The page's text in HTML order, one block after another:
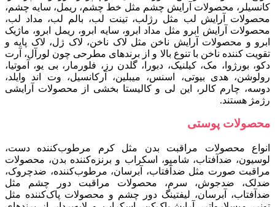
کانسیلر، محصولات آرایش چشم مثل خط چشم، ریمل، سایه چشم،
محصولات آرایش لب مثل رژلب، تینت لب، بالم لب، مداد لب،
محصولات آرایش ابرو مثل مداد ابرو، سایه ابرو، ریمل ابرو، ماژیک
ابرو و محصولات آرایش ناخن مثل لاک ناخن، لاک ژل، لاک پایه و
تقویت کننده ناخن با تنوع بالا و از برندهای مطرحی چون لورآل، آرت
دکو، بورژوا، مک، کیلنیک، دبورا، گلدن رز، فلورمار، بی یو، آموتیا،
رولوشن، هدی بیوتی، اسنس، میبلین، آرکانسیل، وت اند وایلد،
دوسه، چارم کالر، این لی و کالیستا بخشی از محصولات آرایشی
رژمژ هستند.
محصولات پوستی
انواع محصولات مراقبت بدن مثل کرم مرطوب‌کننده دست،
لوسیون، ضدآفتاب، شامپو، اسکراب و برنزه‌کننده بدن، محصولات
مراقبت صورت مثل ضدآفتاب، آبرسان، مرطوب‌کننده، ضدچروک،
ضدلک، ضدجوش، سرم، محصولات مراقبت دور چشم مثل
ضدآفتاب، آبرسان، لیفتینگ دور چشم و محصولات پاک‌کننده مثل